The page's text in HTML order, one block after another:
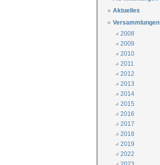
Aktuelles
Versammlungen
2008
2009
2010
2011
2012
2013
2014
2015
2016
2017
2018
2019
2022